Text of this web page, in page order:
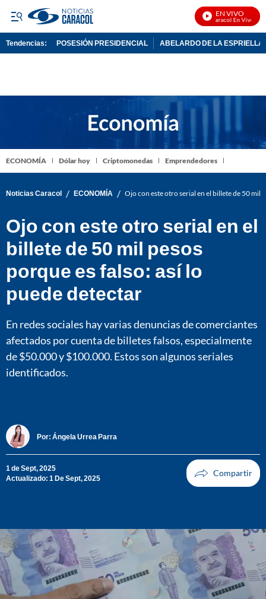
EN VIVO
Noticias Caracol En Vivo
Tendencias: POSESIÓN PRESIDENCIAL ABELARDO DE LA ESPRIELLA
ECONOMÍA Dólar hoy Criptomonedas Emprendedores
Noticias Caracol / ECONOMÍA / Ojo con este otro serial en el billete de 50 mil
Ojo con este otro serial en el
billete de 50 mil pesos
porque es falso: así lo
puede detectar
En redes sociales hay varias denuncias de comerciantes
afectados por cuenta de billetes falsos, especialmente
de $50.000 y $100.000. Estos son algunos seriales
identificados.
Por: Ángela Urrea Parra
1 de Sept, 2025
Actualizado: 1 De Sept, 2025